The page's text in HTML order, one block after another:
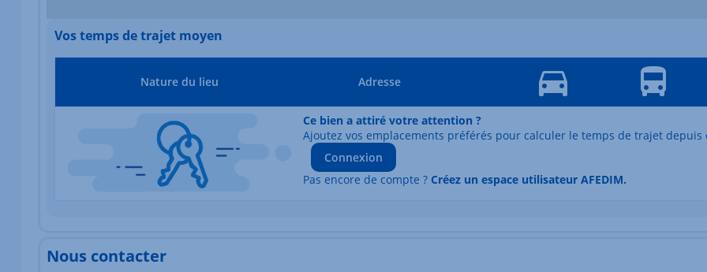
Vos temps de trajet moyen
Nature du lieu Adresse
Ce bien a attiré votre attention ?
Ajoutez vos emplacements préférés pour calculer le temps de trajet depuis
Connexion
Pas encore de compte ? Créez un espace utilisateur AFEDIM.
Nous contacter